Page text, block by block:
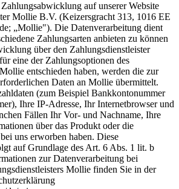
auf unserer Website
Mollie B.V. (Keizersgracht 313, 1016 EE
„Mollie"). Die Datenverarbeitung dient
Zahlungsarten anbieten zu können
über den Zahlungsdienstleister
eine der Zahlungsoptionen des
entschieden haben, werden die zur
Daten an Mollie übermittelt.
(zum Beispiel Bankkontonummer
Ihre IP-Adresse, Ihr Internetbrowser und
Fällen Ihr Vor- und Nachname, Ihre
über das Produkt oder die
uns erworben haben. Diese
auf Grundlage des Art. 6 Abs. 1 lit. b
zur Datenverarbeitung bei
Mollie finden Sie in der